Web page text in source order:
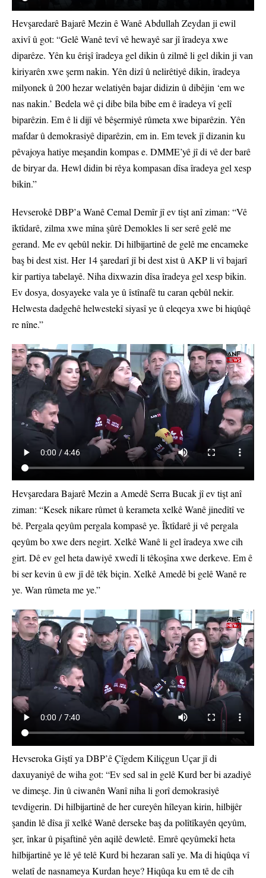
Hevşaredarê Bajarê Mezin ê Wanê Abdullah Zeydan ji ewil
axivî û got: “Gelê Wanê tevî vê hewayê sar jî îradeya xwe
diparêze. Yên ku êrişî îradeya gel dikin û zilmê li gel dikin ji van
kiriyarên xwe şerm nakin. Yên dizî û nelirêtiyê dikin, îradeya
milyonek û 200 hezar welatiyên bajar didizin û dibêjin ‘em we
nas nakin.’ Bedela wê çi dibe bila bibe em ê îradeya vî gelî
biparêzin. Em ê li dijî vê bêşermiyê rûmeta xwe biparêzin. Yên
mafdar û demokrasiyê diparêzin, em in. Em tevek jî dizanin ku
pêvajoya hatiye meşandin kompas e. DMME’yê jî di vê der barê
de biryar da. Hewl didin bi rêya kompasan dîsa îradeya gel xesp
bikin.”
Hevserokê DBP’a Wanê Cemal Demîr jî ev tişt anî ziman: “Vê
îktîdarê, zilma xwe mîna şûrê Demokles li ser serê gelê me
gerand. Me ev qebûl nekir. Di hilbijartinê de gelê me encameke
baş bi dest xist. Her 14 şaredarî jî bi dest xist û AKP li vî bajarî
kir partiya tabelayê. Niha dixwazin dîsa îradeya gel xesp bikin.
Ev dosya, dosyayeke vala ye û îstînafê tu caran qebûl nekir.
Helwesta dadgehê helwestekî siyasî ye û eleqeya xwe bi hiqûqê
re nîne.”
Hevşaredara Bajarê Mezin a Amedê Serra Bucak jî ev tişt anî
ziman: “Kesek nikare rûmet û kerameta xelkê Wanê jinedîtî ve
bê. Pergala qeyûm pergala kompasê ye. Îktîdarê ji vê pergala
qeyûm bo xwe ders negirt. Xelkê Wanê li gel îradeya xwe cih
girt. Dê ev gel heta dawiyê xwedî li têkoşîna xwe derkeve. Em ê
bi ser kevin û ew jî dê têk biçin. Xelkê Amedê bi gelê Wanê re
ye. Wan rûmeta me ye.”
Hevseroka Giştî ya DBP’ê Çîgdem Kiliçgun Uçar jî di
daxuyaniyê de wiha got: “Ev sed sal in gelê Kurd ber bi azadiyê
ve dimeşe. Jin û ciwanên Wanî niha li gorî demokrasiyê
tevdigerin. Di hilbijartinê de her cureyên hîleyan kirin, hilbijêr
şandin lê dîsa jî xelkê Wanê derseke baş da polîtîkayên qeyûm,
şer, înkar û pişaftinê yên aqilê dewletê. Emrê qeyûmekî heta
hilbijartinê ye lê yê telê Kurd bi hezaran salî ye. Ma di hiqûqa vî
welatî de nasnameya Kurdan heye? Hiqûqa ku em tê de cih